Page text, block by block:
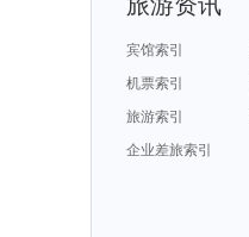
宾馆索引
机票索引
旅游索引
企业差旅索引